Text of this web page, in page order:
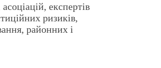
експертів
ризиків,
районних і